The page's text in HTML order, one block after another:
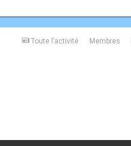
Toute l’activité Membres